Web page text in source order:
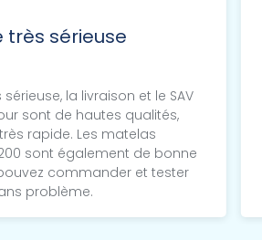
très sérieuse
la livraison et le SAV
sont de hautes qualités,
rapide. Les matelas
sont également de bonne
commander et tester
problème.